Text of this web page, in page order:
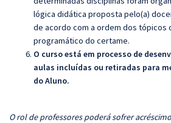
lógica didática proposta pelo(a)
de acordo com a ordem dos tópicos
programático do certame.
O curso está em processo de
aulas incluídas ou retiradas para
do Aluno.
O rol de professores poderá sofrer